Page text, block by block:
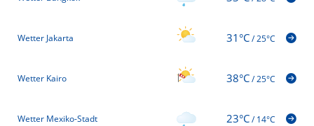
Wetter Jakarta 31°C/25°C
Wetter Kairo 38°C/25°C
Wetter Mexiko-Stadt 23°C/14°C